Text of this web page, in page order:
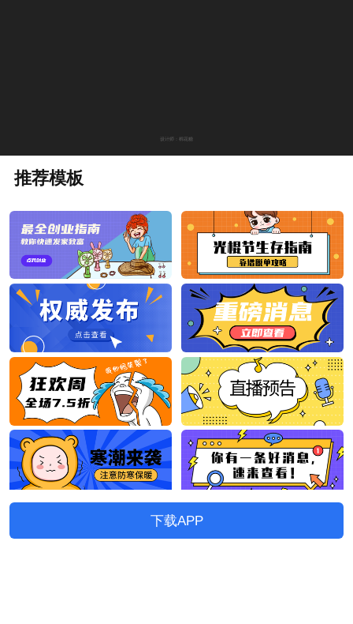
设计师：棉花糖
推荐模板
下载APP